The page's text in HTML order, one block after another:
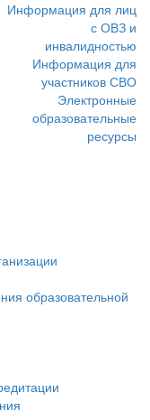
Информация для лиц
с ОВЗ и
инвалидностью
Информация для
участников СВО
Электронные
образовательные
ресурсы
образовательной